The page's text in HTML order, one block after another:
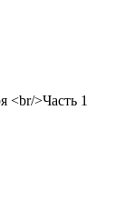
<br/>Часть 1